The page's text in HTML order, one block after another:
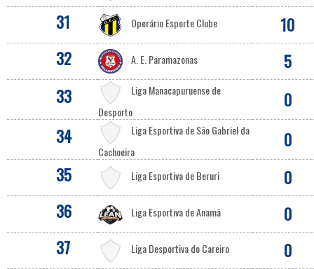
31
Operário Esporte Clube
10
32
A. E. Paramazonas
5
33
Liga Manacapuruense de
Desporto
0
34
Liga Esportiva de São Gabriel da
Cachoeira
0
35
Liga Esportiva de Beruri
0
36
Liga Esportiva de Anamã
0
37
Liga Desportiva do Careiro
0